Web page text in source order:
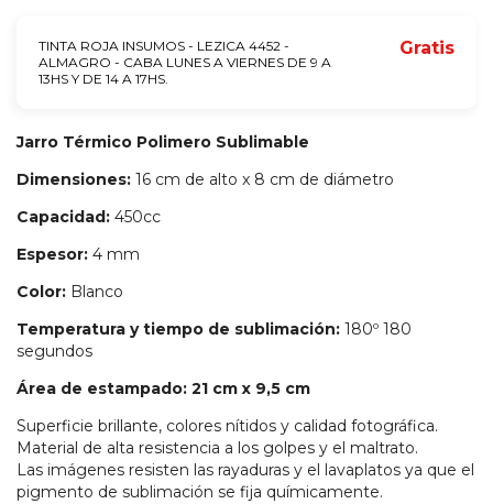
TINTA ROJA INSUMOS - LEZICA 4452 -
ALMAGRO - CABA LUNES A VIERNES DE 9 A
13HS Y DE 14 A 17HS.
Gratis
Jarro Térmico Polimero Sublimable
Dimensiones: 16 cm de alto x 8 cm de diámetro
Capacidad: 450cc
Espesor: 4 mm
Color: Blanco
Temperatura y tiempo de sublimación: 180º 180
segundos
Área de estampado: 21 cm x 9,5 cm
Superficie brillante, colores nítidos y calidad fotográfica.
Material de alta resistencia a los golpes y el maltrato.
Las imágenes resisten las rayaduras y el lavaplatos ya que el
pigmento de sublimación se fija químicamente.